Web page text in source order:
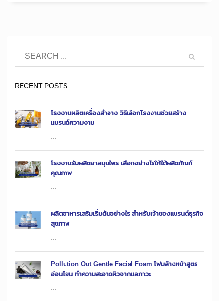
RECENT POSTS
โรงงานผลิตเครื่องสำอาง วิธีเลือกโรงงานช่วยสร้าง
แบรนด์ความงาม
...
โรงงานรับผลิตยาสมุนไพร เลือกอย่างไรให้ได้ผลิตภัณฑ์
คุณภาพ
...
ผลิตอาหารเสริมเริ่มต้นอย่างไร สำหรับเจ้าของแบรนด์ธุรกิจ
สุขภาพ
...
Pollution Out Gentle Facial Foam โฟมล้างหน้าสูตร
อ่อนโยน ทำความสะอาดผิวจากมลภาวะ
...